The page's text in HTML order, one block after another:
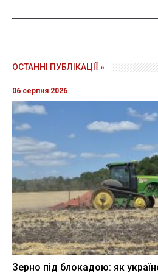
ОСТАННІ ПУБЛІКАЦІЇ »
06 серпня 2026
Зерно під блокадою: як